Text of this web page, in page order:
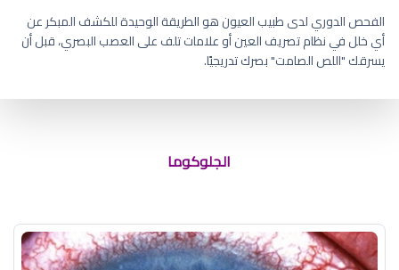
الفحص الدوري لدى طبيب العيون هو الطريقة الوحيدة للكشف المبكر عن
أي خلل في نظام تصريف العين أو علامات تلف على العصب البصري، قبل أن
يسرقك "اللص الصامت" بصرك تدريجيًا.
الجلوكوما